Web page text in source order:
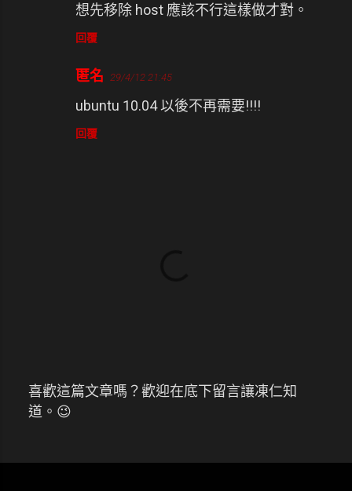
想先移除 host 應該不行這樣做才對。
回覆
匿名 29/4/12 21:45
ubuntu 10.04 以後不再需要!!!!
回覆
張
喜歡這篇文章嗎？歡迎在底下留言讓凍仁知
道。😉